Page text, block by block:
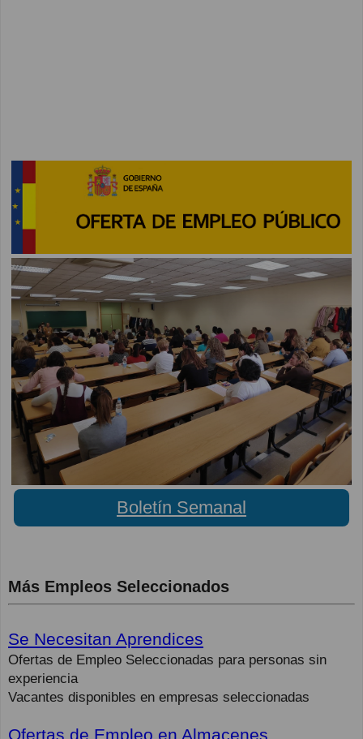
Boletín Semanal
Más Empleos Seleccionados
Se Necesitan Aprendices
Ofertas de Empleo Seleccionadas para personas sin
experiencia
Vacantes disponibles en empresas seleccionadas
Ofertas de Empleo en Almacenes